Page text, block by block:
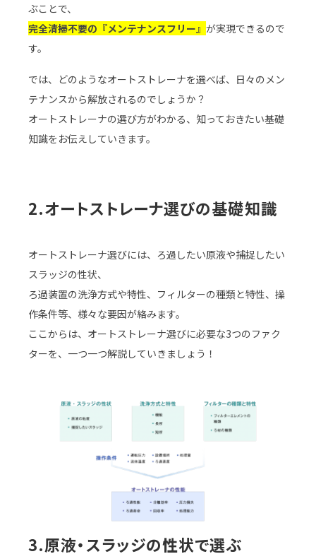
ぶことで、
完全清掃不要の『メンテナンスフリー』 が実現できるので
す。
では、どのようなオートストレーナを選べば、日々のメン
テナンスから解放されるのでしょうか？
オートストレーナの選び方がわかる、知っておきたい基礎
知識をお伝えしていきます。
2.オートストレーナ選びの基礎知識
オートストレーナ選びには、ろ過したい原液や捕捉したい
スラッジの性状、
ろ過装置の洗浄方式や特性、フィルターの種類と特性、操
作条件等、様々な要因が絡みます。
ここからは、オートストレーナ選びに必要な3つのファク
ターを、一つ一つ解説していきましょう！
3.原液・スラッジの性状で選ぶ